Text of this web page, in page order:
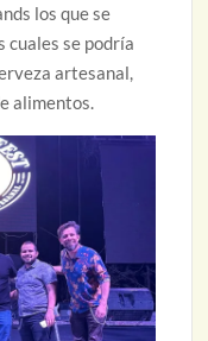
los que se
cuales se podría
artesanal,
alimentos.